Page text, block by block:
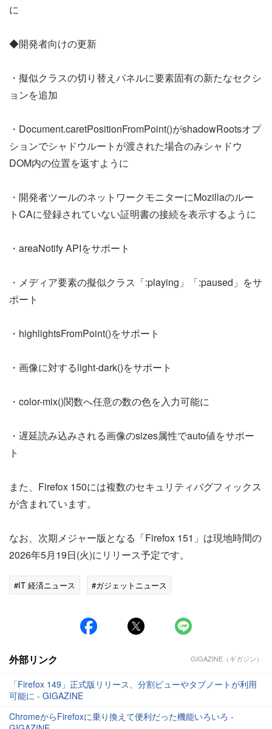
に
◆開発者向けの更新
・擬似クラスの切り替えパネルに要素固有の新たなセクシ
ョンを追加
・Document.caretPositionFromPoint()がshadowRootsオプ
ションでシャドウルートが渡された場合のみシャドウ
DOM内の位置を返すように
・開発者ツールのネットワークモニターにMozillaのルー
トCAに登録されていない証明書の接続を表示するように
・areaNotify APIをサポート
・メディア要素の擬似クラス「:playing」「:paused」をサ
ポート
・highlightsFromPoint()をサポート
・画像に対するlight-dark()をサポート
・color-mix()関数へ任意の数の色を入力可能に
・遅延読み込みされる画像のsizes属性でauto値をサポー
ト
また、Firefox 150には複数のセキュリティバグフィックス
が含まれています。
なお、次期メジャー版となる「Firefox 151」は現地時間の
2026年5月19日(火)にリリース予定です。
#IT 経済ニュース #ガジェットニュース
外部リンク GIGAZINE（ギガジン）
「Firefox 149」正式版リリース、分割ビューやタブノートが利用
可能に - GIGAZINE
ChromeからFirefoxに乗り換えて便利だった機能いろいろ -